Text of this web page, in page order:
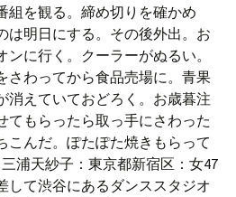
組を観る。締め切りを確かめ
は明日にする。その後外出。お
に行く。クーラーがぬるい。
さわってから食品売場に。青果
消えていておどろく。お歳暮注
てもらったら取っ手にさわった
こんだ。ぽたぽた焼きもらって
三浦天紗子：東京都新宿区：女47
して渋谷にあるダンススタジオ